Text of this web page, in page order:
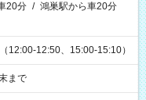
20分 / 鴻巣駅から車20分
12:00-12:50、15:00-15:10）
まで